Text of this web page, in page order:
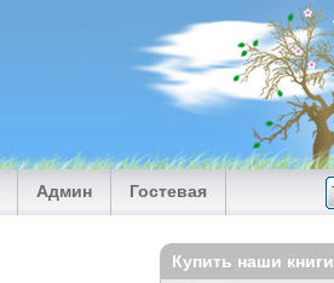
Админ Гостевая
Купить наши книги